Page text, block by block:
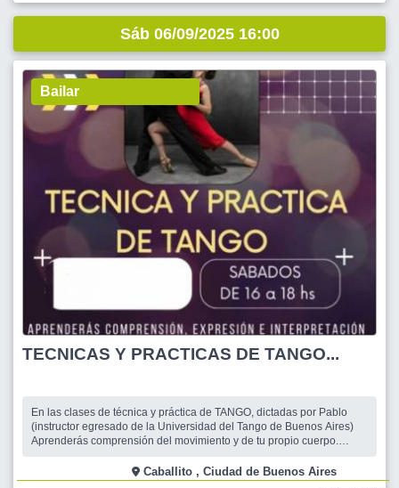
Sáb 06/09/2025 16:00
Bailar
TECNICAS Y PRACTICAS DE TANGO...
En las clases de técnica y práctica de TANGO, dictadas por Pablo
(instructor egresado de la Universidad del Tango de Buenos Aires)
Aprenderás comprensión del movimiento y de tu propio cuerpo.
sentido de viaje, traslado de peso, concepto de eje y fuera de eje,
uso de la gravedad
Caballito , Ciudad de Buenos Aires